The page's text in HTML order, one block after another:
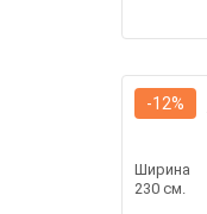
Ширина
230 см.
-12%